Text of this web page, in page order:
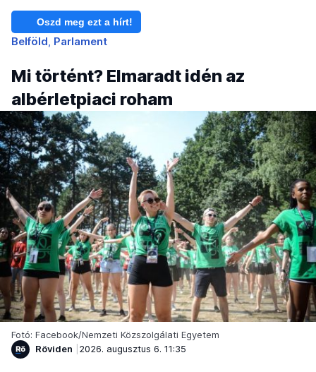
Oszd meg ezt a hírt!
Belföld Parlament
Mi történt? Elmaradt idén az
albérletpiaci roham
Fotó: Facebook/Nemzeti Közszolgálati Egyetem
Röviden
2026. augusztus 6. 11:35